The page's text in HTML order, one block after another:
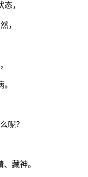
，
，
呢？
藏神。